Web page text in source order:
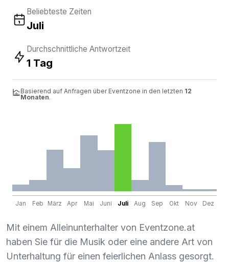
Beliebteste Zeiten
Juli
Durchschnittliche Antwortzeit
1 Tag
Basierend auf Anfragen über Eventzone in den letzten 12
Monaten.
Jan Feb März Apr Mai Juni Juli Aug Sep Okt Nov Dez
Mit einem Alleinunterhalter von Eventzone.at
haben Sie für die Musik oder eine andere Art von
Unterhaltung für einen feierlichen Anlass gesorgt.